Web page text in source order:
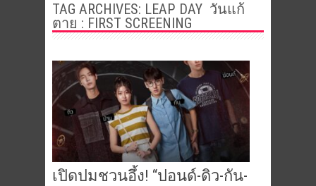
TAG ARCHIVES: LEAP DAY วันแก้
ตาย : FIRST SCREENING
เปิดปมชวนอึ้ง! “ปอนด์-ดิว-กัน-